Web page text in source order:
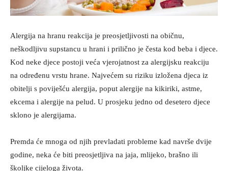
Alergija na hranu reakcija je preosjetljivosti na običnu,
neškodljivu supstancu u hrani i prilično je česta kod beba i djece.
Kod neke djece postoji veća vjerojatnost za alergijsku reakciju
na određenu vrstu hrane. Najvećem su riziku izložena djeca iz
obitelji s poviješću alergija, poput alergije na kikiriki, astme,
ekcema i alergije na pelud. U prosjeku jedno od desetero djece
sklono je alergijama.
Premda će mnoga od njih prevladati probleme kad navrše dvije
godine, neka će biti preosjetljiva na jaja, mlijeko, brašno ili
školjke cijeloga života.